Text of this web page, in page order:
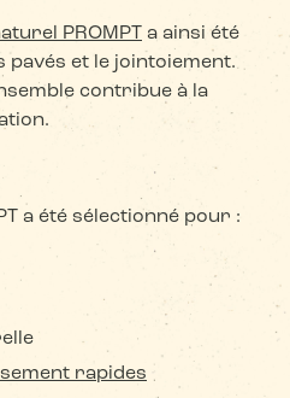
PROMPT a ainsi été
et le jointoiement.
contribue à la
a été sélectionné pour :
rapides